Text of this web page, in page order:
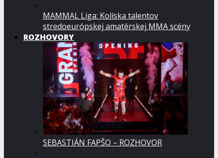
MAMMAL Liga: Kolíska talentov
stredoeurópskej amatérskej MMA scény
ROZHOVORY
SEBASTIÁN FAPŠO – ROZHOVOR